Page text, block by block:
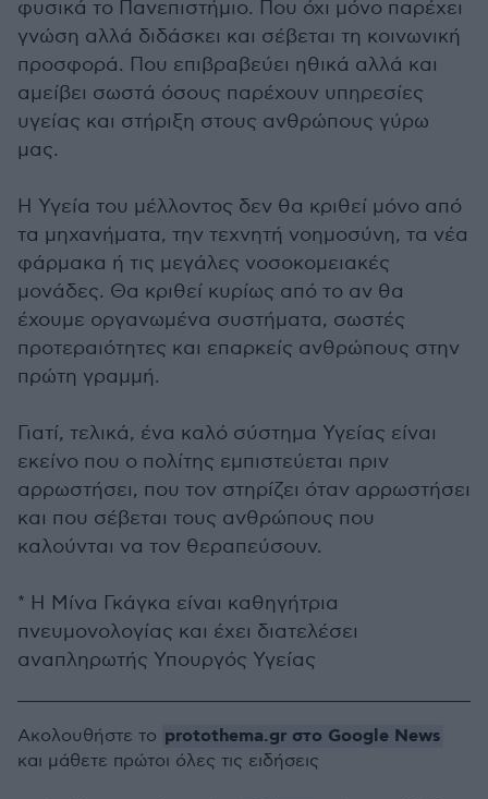
φυσικά το Πανεπιστήμιο. Που όχι μόνο παρέχει
γνώση αλλά διδάσκει και σέβεται τη κοινωνική
προσφορά. Που επιβραβεύει ηθικά αλλά και
αμείβει σωστά όσους παρέχουν υπηρεσίες
υγείας και στήριξη στους ανθρώπους γύρω
μας.
Η Υγεία του μέλλοντος δεν θα κριθεί μόνο από
τα μηχανήματα, την τεχνητή νοημοσύνη, τα νέα
φάρμακα ή τις μεγάλες νοσοκομειακές
μονάδες. Θα κριθεί κυρίως από το αν θα
έχουμε οργανωμένα συστήματα, σωστές
προτεραιότητες και επαρκείς ανθρώπους στην
πρώτη γραμμή.
Γιατί, τελικά, ένα καλό σύστημα Υγείας είναι
εκείνο που ο πολίτης εμπιστεύεται πριν
αρρωστήσει, που τον στηρίζει όταν αρρωστήσει
και που σέβεται τους ανθρώπους που
καλούνται να τον θεραπεύσουν.
* Η Μίνα Γκάγκα είναι καθηγήτρια
πνευμονολογίας και έχει διατελέσει
αναπληρωτής Υπουργός Υγείας
Ακολουθήστε το protothema.gr στο Google News
και μάθετε πρώτοι όλες τις ειδήσεις